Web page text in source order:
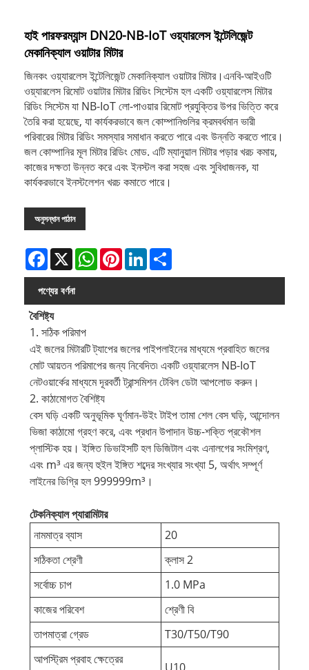
হাই পারফরম্যান্স DN20-NB-IoT ওয়্যারলেস ইন্টেলিজেন্ট
মেকানিক্যাল ওয়াটার মিটার
জিনকং ওয়্যারলেস ইন্টেলিজেন্ট মেকানিক্যাল ওয়াটার মিটার।এনবি-আইওটি
ওয়্যারলেস রিমোট ওয়াটার মিটার রিডিং সিস্টেম হল একটি ওয়্যারলেস মিটার
রিডিং সিস্টেম যা NB-IoT লো-পাওয়ার রিমোট প্রযুক্তির উপর ভিত্তি করে
তৈরি করা হয়েছে, যা কার্যকরভাবে জল কোম্পানিগুলির ক্রমবর্ধমান ভারী
পরিবারের মিটার রিডিং সমস্যার সমাধান করতে পারে এবং উন্নতি করতে পারে।
জল কোম্পানির মূল মিটার রিডিং মোড. এটি ম্যানুয়াল মিটার পড়ার খরচ কমায়,
কাজের দক্ষতা উন্নত করে এবং ইনস্টল করা সহজ এবং সুবিধাজনক, যা
কার্যকরভাবে ইনস্টলেশন খরচ কমাতে পারে।
অনুসন্ধান পাঠান
Facebook
X WhatsAppPinterestLinkedIn
পণ্যের বর্ণনা
বৈশিষ্ট্য
1. সঠিক পরিমাপ
এই জলের মিটারটি ট্যাপের জলের পাইপলাইনের মাধ্যমে প্রবাহিত জলের
মোট আয়তন পরিমাপের জন্য নিবেদিত৷ একটি ওয়্যারলেস NB-IoT
নেটওয়ার্কের মাধ্যমে দূরবর্তী ট্রান্সমিশন টেবিল ডেটা আপলোড করুন।
2. কাঠামোগত বৈশিষ্ট্য
বেস ঘড়ি একটি অনুভূমিক ঘূর্ণমান-উইং টাইপ তামা শেল বেস ঘড়ি, আন্দোলন
ভিজা কাঠামো গ্রহণ করে, এবং প্রধান উপাদান উচ্চ-শক্তি প্রকৌশল
প্লাস্টিক হয়। ইঙ্গিত ডিভাইসটি হল ডিজিটাল এবং এনালগের সংমিশ্রণ,
এবং m³ এর জন্য হুইল ইঙ্গিত শব্দের সংখ্যার সংখ্যা 5, অর্থাৎ সম্পূর্ণ
লাইনের ডিগ্রি হল 999999m³।
টেকনিক্যাল প্যারামিটার
নামমাত্র ব্যাস
20
সঠিকতা শ্রেণী
ক্লাস 2
সর্বোচ্চ চাপ
1.0 MPa
কাজের পরিবেশ
শ্রেণী বি
তাপমাত্রা গ্রেড
T30/T50/T90
আপস্ট্রিম প্রবাহ ক্ষেত্রের